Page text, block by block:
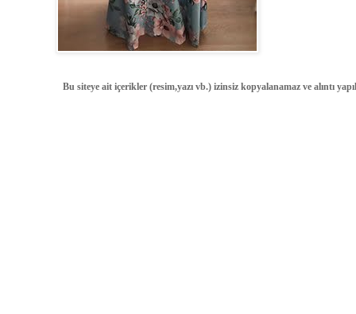
Bu siteye ait içerikler (resim,yazı vb.) izinsiz kopyalanamaz ve alıntı